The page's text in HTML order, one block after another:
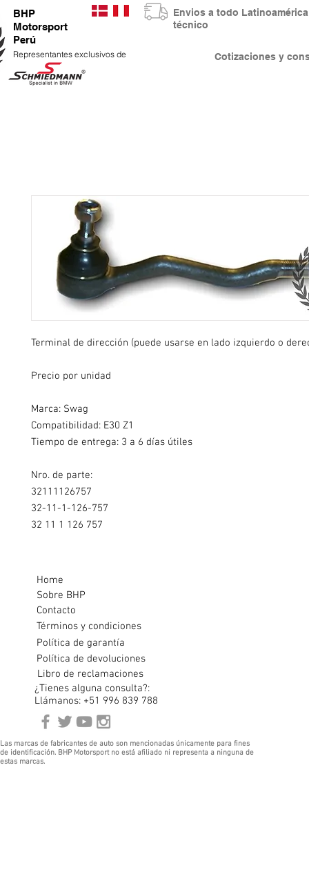
BHP
Motorsport
Perú
Representantes exclusivos de Cotizaciones y
Envios a todo
técnico
Terminal de dirección (puede usarse en lado izquierdo o
Precio por unidad
Marca: Swag
Compatibilidad: E30 Z1
Tiempo de entrega: 3 a 6 días útiles
Nro. de parte:
32111126757
32-11-1-126-757
32 11 1 126 757
Home
Sobre BHP
Contacto
Términos y condiciones
Política de garantía
Política de devoluciones
Libro de reclamaciones
¿Tienes alguna consulta?:
Llámanos: +51 996 839 788
Las marcas de fabricantes de auto son mencionadas únicamente para fines
de identificación. BHP Motorsport no está afiliado ni representa a ninguna de
estas marcas.